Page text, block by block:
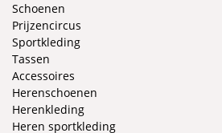
Schoenen
Prijzencircus
Sportkleding
Tassen
Accessoires
Herenschoenen
Herenkleding
Heren sportkleding